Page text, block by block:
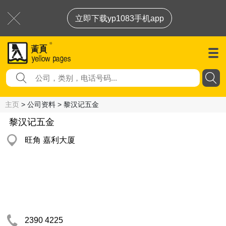
立即下载yp1083手机app
主页 > 公司资料 > 黎汉记五金
黎汉记五金
旺角 嘉利大厦
2390 4225